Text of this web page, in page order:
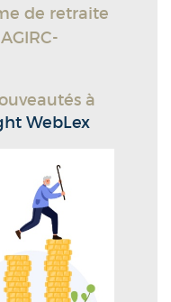
de retraite
à
WebLex